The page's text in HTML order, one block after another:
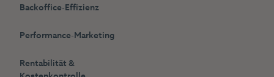
Backoffice-Effizienz
Performance-Marketing
Rentabilität &